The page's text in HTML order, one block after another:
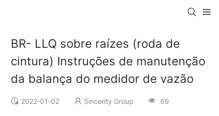
BR- LLQ sobre raízes (roda de
cintura) Instruções de manutenção
da balança do medidor de vazão
2022-01-02 Sincerity Group 69